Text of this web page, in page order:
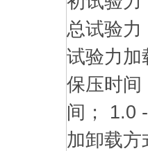
总试验
试验力加
保压时间
间； 1.0
加卸载方